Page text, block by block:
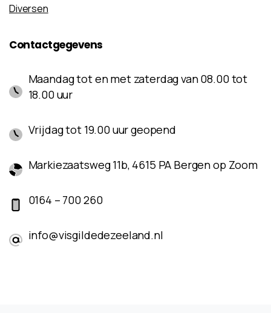
Diversen
Contactgegevens
Maandag tot en met zaterdag van 08.00 tot
18.00 uur
Vrijdag tot 19.00 uur geopend
Markiezaatsweg 11b, 4615 PA Bergen op Zoom
0164 – 700 260
info@visgildedezeeland.nl